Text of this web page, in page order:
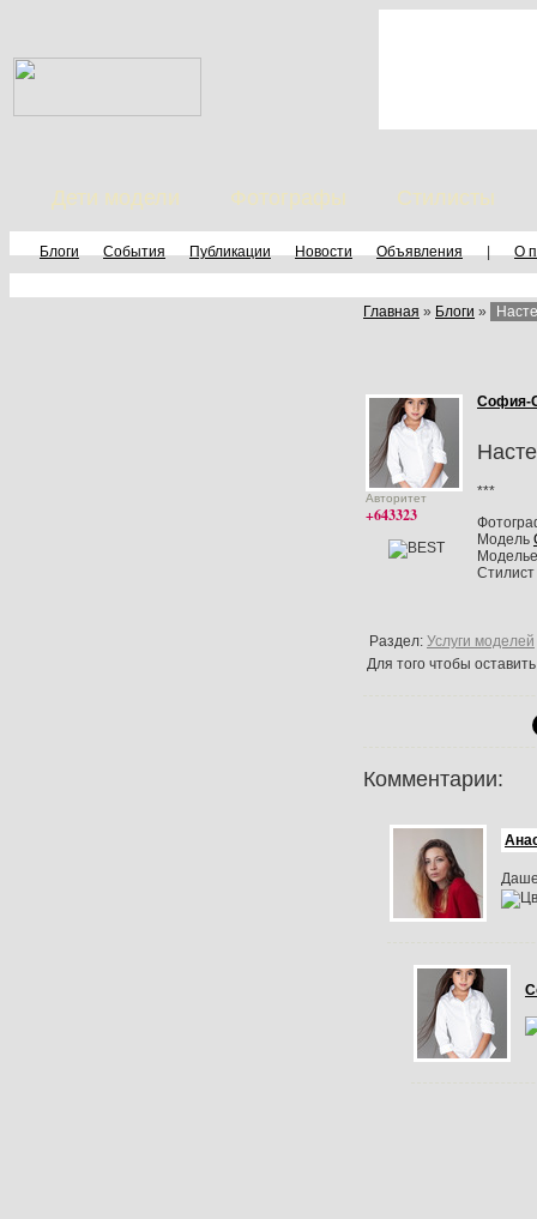
Дети модели Фотографы Стилисты
Блоги События Публикации Новости Объявления | О
Главная » Блоги »
Авторитет
+643323
София-
***
Модель
Стилист
Раздел: Услуги моделей
Для того чтобы
Комментарии: